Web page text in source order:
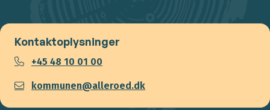
Kontaktoplysninger
+45 48 10 01 00
kommunen@alleroed.dk